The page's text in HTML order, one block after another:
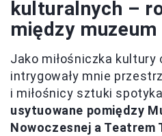
kulturalnych –
między
Jako miłośniczka kultury
intrygowały mnie
i miłośnicy sztuki
usytuowane pomiędzy
Nowoczesnej a Teatrem